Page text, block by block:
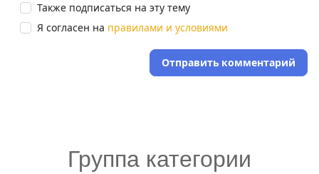
Также подписаться на эту тему
Я согласен на правилами и условиями
Отправить комментарий
Группа категории